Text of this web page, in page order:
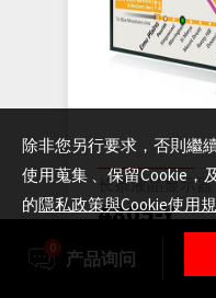
长条液晶显示器
4805-Y
0 产品询问
除非您另行要求，否則繼
使用蒐集 、保留Cookie，
的隱私政策與Cookie使用